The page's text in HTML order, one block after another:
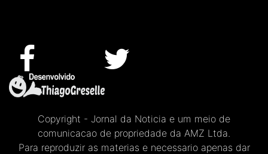
Copyright - Jornal da Noticia e um meio de
comunicacao de propriedade da AMZ Ltda.
Para reproduzir as materias e necessario apenas dar